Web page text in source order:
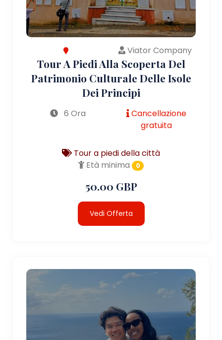
Viator Company
Tour A Piedi Alla Scoperta Del
Patrimonio Culturale Delle Isole
Dei Principi
6 Ora
Cancellazione
gratuita
Tour a piedi della città
Età minima
0
50.00 GBP
Vedi Offerta